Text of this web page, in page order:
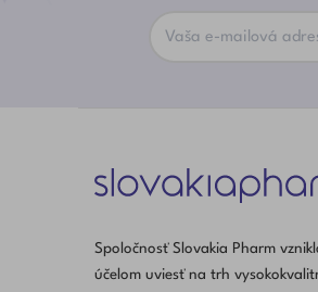
Spoločnosť Slovakia Pharm
účelom uviesť na trh